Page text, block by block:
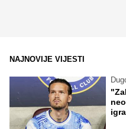
NAJNOVIJE VIJESTI